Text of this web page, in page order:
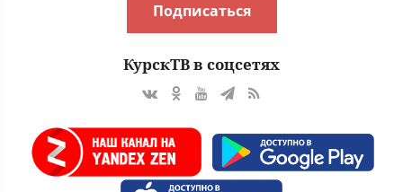
Подписаться
КурскТВ в соцсетях